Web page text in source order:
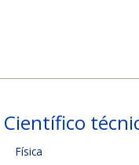
Científico
Física